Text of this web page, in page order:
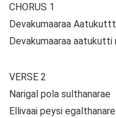
CHORUS 1
Devakumaaraa
Devakumaaraa aatukutti
VERSE 2
Narigal pola sulthanarae
Ellivaai peysi egalthanare